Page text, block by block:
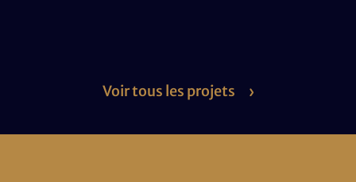
Voir tous les projets